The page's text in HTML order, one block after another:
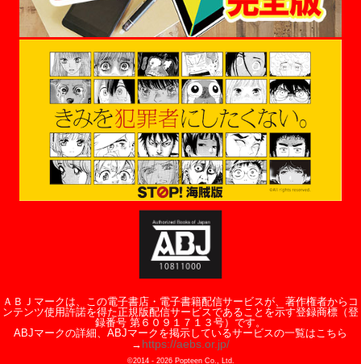
ＡＢＪマークは、この電子書店・電子書籍配信サービスが、著作権者からコ
ンテンツ使用許諾を得た正規版配信サービスであることを示す登録商標（登
録番号 第６０９１７１３号）です。
ABJマークの詳細、ABJマークを掲示しているサービスの一覧はこちら
→ https://aebs.or.jp/
©2014 - 2026Popteen Co., Ltd.